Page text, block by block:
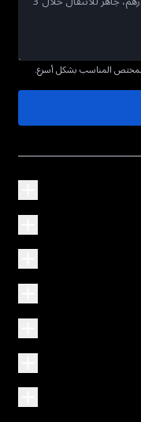
المناسب بشكل أسرع.